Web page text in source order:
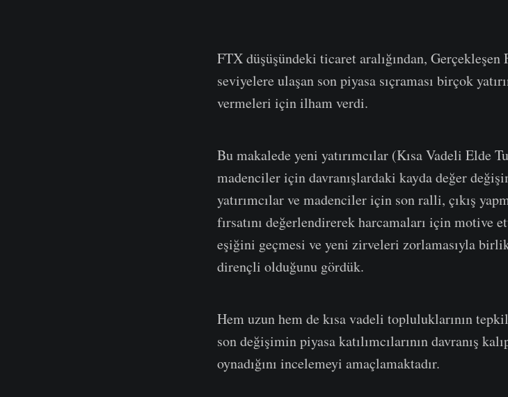
FTX düşüşündeki ticaret aralığından,
seviyelere ulaşan son piyasa sıçraması birçok
vermeleri için ilham verdi.
Bu makalede yeni yatırımcılar (Kısa Vadeli Elde
madenciler için davranışlardaki kayda değer
yatırımcılar ve madenciler için son ralli, çıkış
fırsatını değerlendirerek harcamaları için motive
eşiğini geçmesi ve yeni zirveleri zorlamasıyla
dirençli olduğunu gördük.
Hem uzun hem de kısa vadeli topluluklarının
son değişimin piyasa katılımcılarının davranış
oynadığını incelemeyi amaçlamaktadır.